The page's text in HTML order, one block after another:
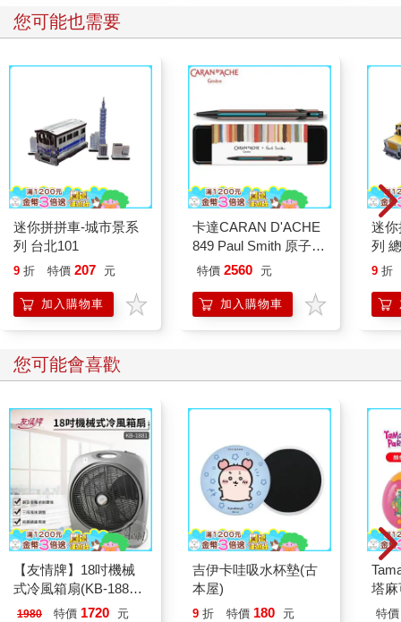
您可能也需要
迷你拼拼車-城市景系
列 台北101
9 折 特價 207 元
加入購物車
卡達CARAN D'ACHE
849 Paul Smith 原子筆
ED.5 條紋黑
特價 2560 元
加入購物車
迷
列
9 折
您可能會喜歡
【友情牌】18吋機械
式冷風箱扇(KB-1881
按鍵在上方)
1980 特價 1720 元
吉伊卡哇吸水杯墊(古
本屋)
9 折 特價 180 元
塔
園
特價